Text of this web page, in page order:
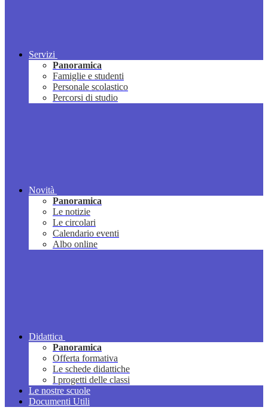
Servizi
Panoramica
Famiglie e studenti
Personale scolastico
Percorsi di studio
Novità
Panoramica
Le notizie
Le circolari
Calendario eventi
Albo online
Didattica
Panoramica
Offerta formativa
Le schede didattiche
I progetti delle classi
Le nostre scuole
Documenti Utili